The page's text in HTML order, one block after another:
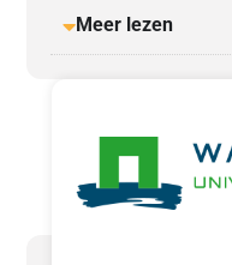
Meer lezen